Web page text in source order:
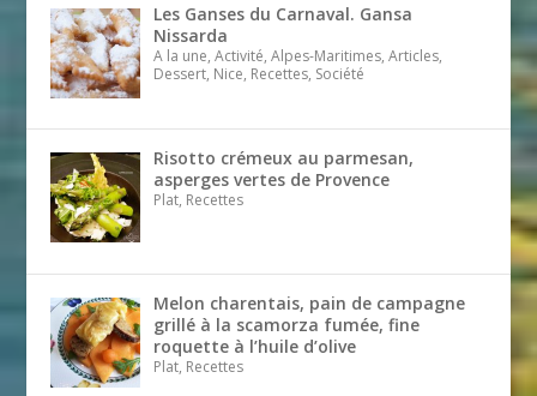
Les Ganses du Carnaval. Gansa
Nissarda
A la une, Activité, Alpes-Maritimes, Articles,
Dessert, Nice, Recettes, Société
Risotto crémeux au parmesan,
asperges vertes de Provence
Plat, Recettes
Melon charentais, pain de campagne
grillé à la scamorza fumée, fine
roquette à l’huile d’olive
Plat, Recettes